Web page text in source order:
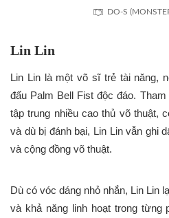
DO-S
Lin Lin
Lin Lin là một võ sĩ trẻ tài năng,
đấu Palm Bell Fist độc đáo.
tập trung nhiều cao thủ võ thuật,
và dù bị đánh bại, Lin Lin vẫn ghi
và cộng đồng võ thuật.
Dù có vóc dáng nhỏ nhắn, Lin Lin
và khả năng linh hoạt trong từng